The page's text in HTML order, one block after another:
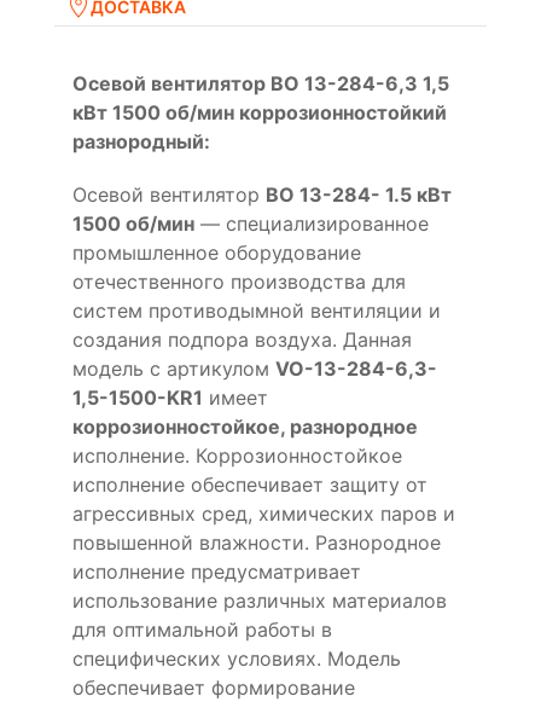
ДОСТАВКА
Осевой вентилятор ВО 13-284-6,3 1,5
кВт 1500 об/мин коррозионностойкий
разнородный:
Осевой вентилятор ВО 13-284- 1.5 кВт
1500 об/мин — специализированное
промышленное оборудование
отечественного производства для
систем противодымной вентиляции и
создания подпора воздуха. Данная
модель с артикулом VO-13-284-6,3-
1,5-1500-KR1 имеет
коррозионностойкое, разнородное
исполнение. Коррозионностойкое
исполнение обеспечивает защиту от
агрессивных сред, химических паров и
повышенной влажности. Разнородное
исполнение предусматривает
использование различных материалов
для оптимальной работы в
специфических условиях. Модель
обеспечивает формирование